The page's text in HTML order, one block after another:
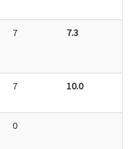
7 7.3
7 10.0
0